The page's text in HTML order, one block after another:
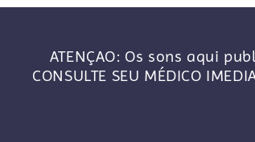
ATENÇAO: Os sons aqui
CONSULTE SEU MÉDICO